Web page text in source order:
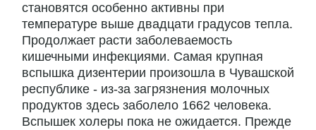
становятся особенно активны при
температуре выше двадцати градусов тепла.
Продолжает расти заболеваемость
кишечными инфекциями. Самая крупная
вспышка дизентерии произошла в Чувашской
республике - из-за загрязнения молочных
продуктов здесь заболело 1662 человека.
Вспышек холеры пока не ожидается. Прежде